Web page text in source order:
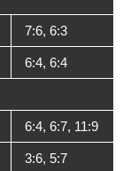
7:6, 6:3
6:4, 6:4
6:4, 6:7, 11:9
3:6, 5:7